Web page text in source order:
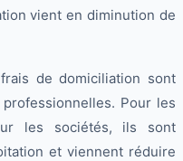
vient en diminution de
de domiciliation sont
Pour les
les sociétés, ils sont
et viennent réduire